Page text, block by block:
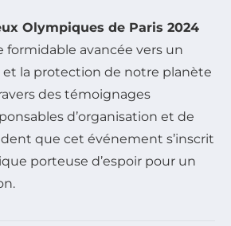
Olympiques de Paris 2024
avancée vers un
et la protection de notre planète
des témoignages
d’organisation et de
que cet événement s’inscrit
porteuse d’espoir pour un